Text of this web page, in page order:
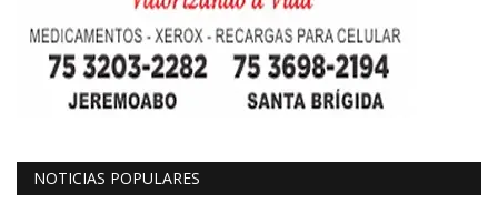
NOTICIAS POPULARES